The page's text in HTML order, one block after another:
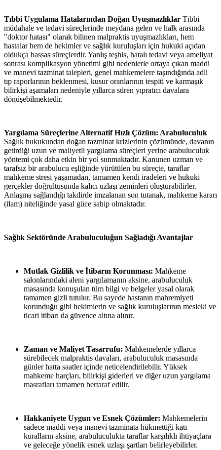
Tıbbi Uygulama Hatalarından Doğan Uyuşmazlıklar Tıbbi
müdahale ve tedavi süreçlerinde meydana gelen ve halk arasında
"doktor hatası" olarak bilinen malpraktis uyuşmazlıkları, hem
hastalar hem de hekimler ve sağlık kuruluşları için hukuki açıdan
oldukça hassas süreçlerdir. Yanlış teşhis, hatalı tedavi veya ameliyat
sonrası komplikasyon yönetimi gibi nedenlerle ortaya çıkan maddi
ve manevi tazminat talepleri, genel mahkemelere taşındığında adli
tıp raporlarının beklenmesi, kusur oranlarının tespiti ve karmaşık
bilirkişi aşamaları nedeniyle yıllarca süren yıpratıcı davalara
dönüşebilmektedir.
Yargılama Süreçlerine Alternatif Hızlı Çözüm: Arabuluculuk
Sağlık hukukundan doğan tazminat krizlerinin çözümünde, davanın
getirdiği uzun ve maliyetli yargılama süreçleri yerine arabuluculuk
yöntemi çok daha etkin bir yol sunmaktadır. Kanunen uzman ve
tarafsız bir arabulucu eşliğinde yürütülen bu süreçte, taraflar
mahkeme stresi yaşamadan, tamamen kendi iradeleri ve hukuki
gerçekler doğrultusunda kalıcı uzlaşı zeminleri oluşturabilirler.
Anlaşma sağlandığı takdirde imzalanan son tutanak, mahkeme kararı
(ilam) niteliğinde yasal güce sahip olmaktadır.
Sağlık Sektöründe Arabuluculuğun Sağladığı Avantajlar
Mutlak Gizlilik ve İtibarın Korunması: Mahkeme
salonlarındaki aleni yargılamanın aksine, arabuluculuk
masasında konuşulan tüm bilgi ve belgeler yasal olarak
tamamen gizli tutulur. Bu sayede hastanın mahremiyeti
korunduğu gibi hekimlerin ve sağlık kuruluşlarının mesleki ve
ticari itibarı da güvence altına alınır.
Zaman ve Maliyet Tasarrufu: Mahkemelerde yıllarca
sürebilecek malpraktis davaları, arabuluculuk masasında
günler hatta saatler içinde neticelendirilebilir. Yüksek
mahkeme harçları, bilirkişi giderleri ve diğer uzun yargılama
masrafları tamamen bertaraf edilir.
Hakkaniyete Uygun ve Esnek Çözümler: Mahkemelerin
sadece maddi veya manevi tazminata hükmettiği katı
kuralların aksine, arabuluculukta taraflar karşılıklı ihtiyaçlara
ve geleceğe yönelik esnek uzlaşı şartları belirleyebilirler.